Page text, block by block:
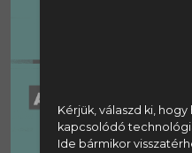
Kérjük, válaszd ki,
kapcsolódó
Ide bármikor